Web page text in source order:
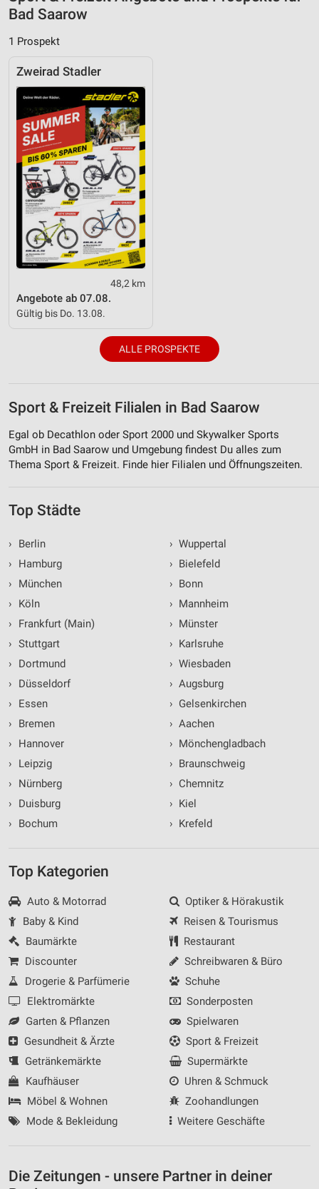
Bad Saarow
1 Prospekt
Zweirad Stadler
48,2 km
Angebote ab 07.08.
Gültig bis Do. 13.08.
ALLE PROSPEKTE
Sport & Freizeit Filialen in Bad Saarow
Egal ob Decathlon oder Sport 2000 und Skywalker Sports
GmbH in Bad Saarow und Umgebung findest Du alles zum
Thema Sport & Freizeit. Finde hier Filialen und Öffnungszeiten.
Top Städte
›
Berlin
›
Hamburg
›
München
›
Köln
›
Frankfurt (Main)
› Stuttgart
›
Dortmund
›
Düsseldorf
›
Essen
›
Bremen
›
Hannover
›
Leipzig
›
Nürnberg
›
Duisburg
›
Bochum
› Wuppertal
› Bielefeld
› Bonn
› Mannheim
› Münster
› Karlsruhe
› Wiesbaden
› Augsburg
› Gelsenkirchen
› Aachen
› Mönchengladbach
› Braunschweig
› Chemnitz
› Kiel
› Krefeld
Top Kategorien
Auto & Motorrad
Baby & Kind
Baumärkte
Discounter
Drogerie & Parfümerie
Elektromärkte
Garten & Pflanzen
Gesundheit & Ärzte
Getränkemärkte
Kaufhäuser
Möbel & Wohnen
Mode & Bekleidung
Optiker & Hörakustik
Reisen & Tourismus
Restaurant
Schreibwaren & Büro
Schuhe
Sonderposten
Spielwaren
Sport & Freizeit
Supermärkte
Uhren & Schmuck
Zoohandlungen
Weitere Geschäfte
Die Zeitungen - unsere Partner in deiner
Notwendig
Werbung